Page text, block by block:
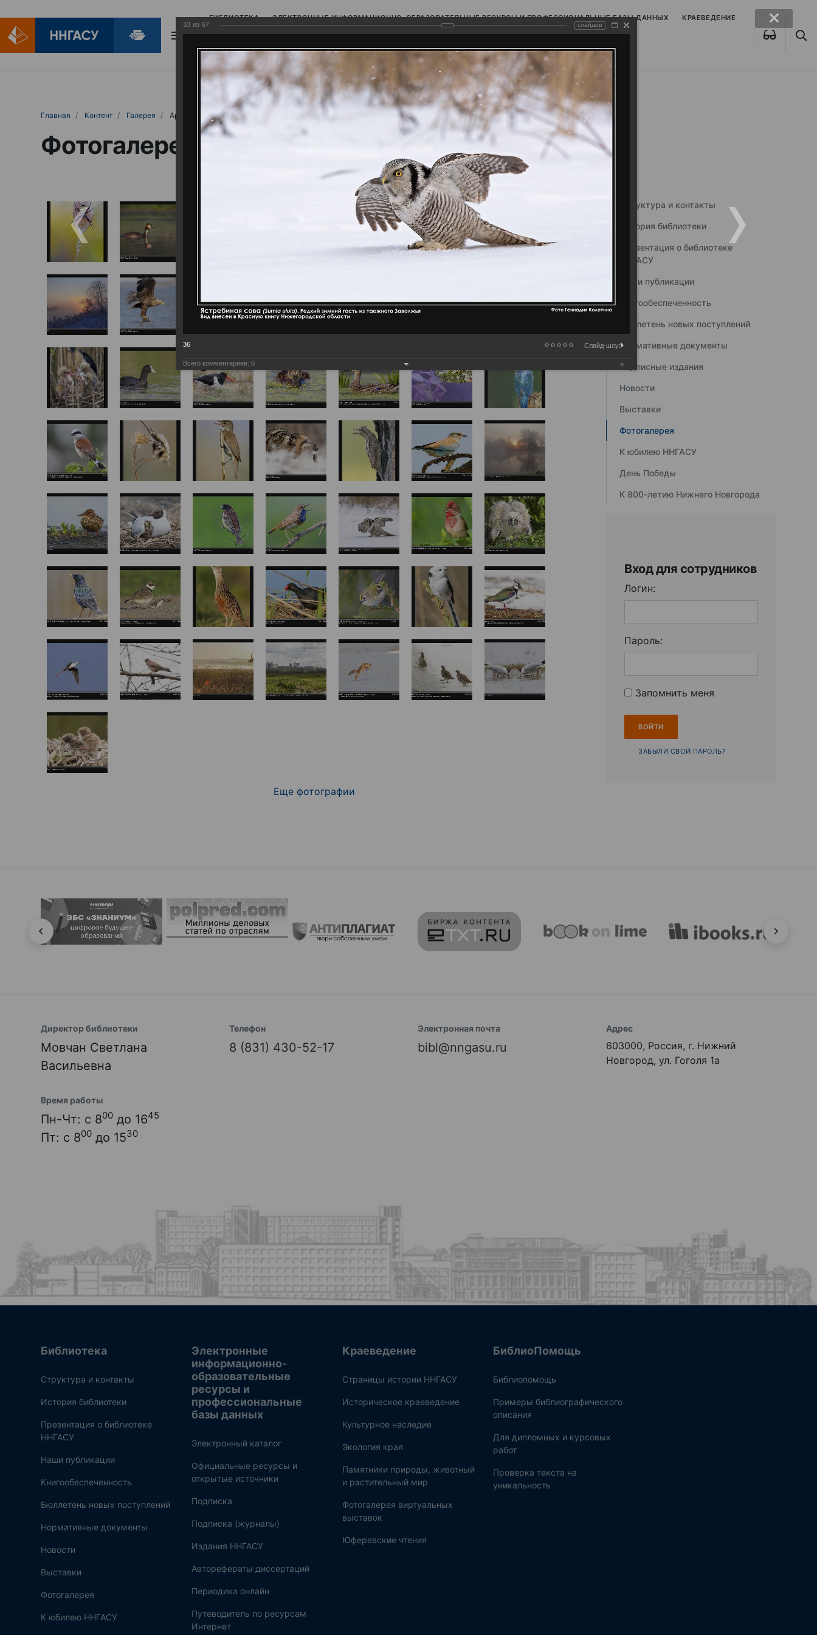
БИБЛИОТЕКА ЭЛЕКТРОННЫЕ ИНФОРМАЦИОННО-ОБРАЗОВАТЕЛЬНЫЕ РЕСУРСЫ И ПРОФЕССИОНАЛЬНЫЕ БАЗЫ ДАННЫХ КРАЕВЕДЕНИЕ
БИБЛИОПОМОЩЬ
Главная Контент Галерея Артемовские луга – жемчужина Нижегородского Поволжья
Фотогалерея
Еще фотографии
Структура и контакты
История библиотеки
Презентация о библиотеке
ННГАСУ
Наши публикации
Книгообеспеченность
Бюллетень новых поступлений
Нормативные документы
Подписные издания
Новости
Выставки
Фотогалерея
К юбилею ННГАСУ
День Победы
К 800-летию Нижнего Новгорода
Вход для сотрудников
Логин:
Пароль:
Запомнить меня
ЗАБЫЛИ СВОЙ ПАРОЛЬ?
Директор библиотеки
Мовчан Светлана
Васильевна
Телефон
8 (831) 430-52-17
Электронная почта
bibl@nngasu.ru
Адрес
603000, Россия, г. Нижний
Новгород, ул. Гоголя 1а
Время работы
Пн-Чт: с 800 до 1645
Пт: с 800 до 1530
Библиотека
Структура и контакты
История библиотеки
Презентация о библиотеке
ННГАСУ
Наши публикации
Книгообеспеченность
Бюллетень новых поступлений
Нормативные документы
Новости
Выставки
Фотогалерея
К юбилею ННГАСУ
Электронные
информационно-
образовательные
ресурсы и
профессиональные
базы данных
Электронный каталог
Официальные ресурсы и
открытые источники
Подписка
Подписка (журналы)
Издания ННГАСУ
Авторефераты диссертаций
Периодика онлайн
Путеводитель по ресурсам
Интернет
Краеведение
Страницы истории ННГАСУ
Историческое краеведение
Культурное наследие
Экология края
Памятники природы, животный
и растительный мир
Фотогалерея виртуальных
выставок
Юферевские чтения
БиблиоПомощь
Библиопомощь
Примеры библиографического
описания
Для дипломных и курсовых
работ
Проверка текста на
уникальность
33 из 67 слайдер
36 Слайд-шоу:
Всего комментариев: 0